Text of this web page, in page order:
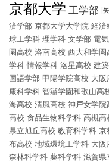
京都大学 工学部
済学部 京都大学大学院 経済
球工学科 理学科 文学部 電
園高校 洛南高校 西大和学園
学科 情報学科 洛星高校 建
国語学部 甲陽学院高校 大阪
康科学科 智辯学園和歌山高
海高校 清風高校 神戸女学院
高校 食品生物科学科 高槻高
県立旭丘高校 教育科学科 京
布高校 地域環境工学科 大阪
森林科学科 薬科学科 滋賀県